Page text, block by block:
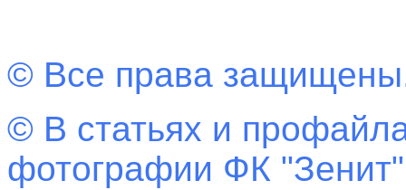
© Все права
© В статьях и
фотографии ФК